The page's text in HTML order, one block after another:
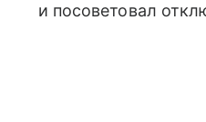
и посоветовал